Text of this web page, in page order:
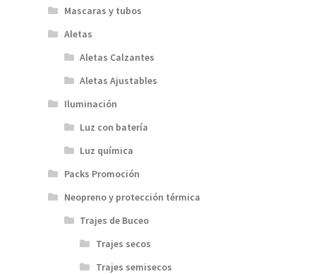
Mascaras y tubos
Aletas
Aletas Calzantes
Aletas Ajustables
Iluminación
Luz con batería
Luz química
Packs Promoción
Neopreno y protección térmica
Trajes de Buceo
Trajes secos
Trajes semisecos